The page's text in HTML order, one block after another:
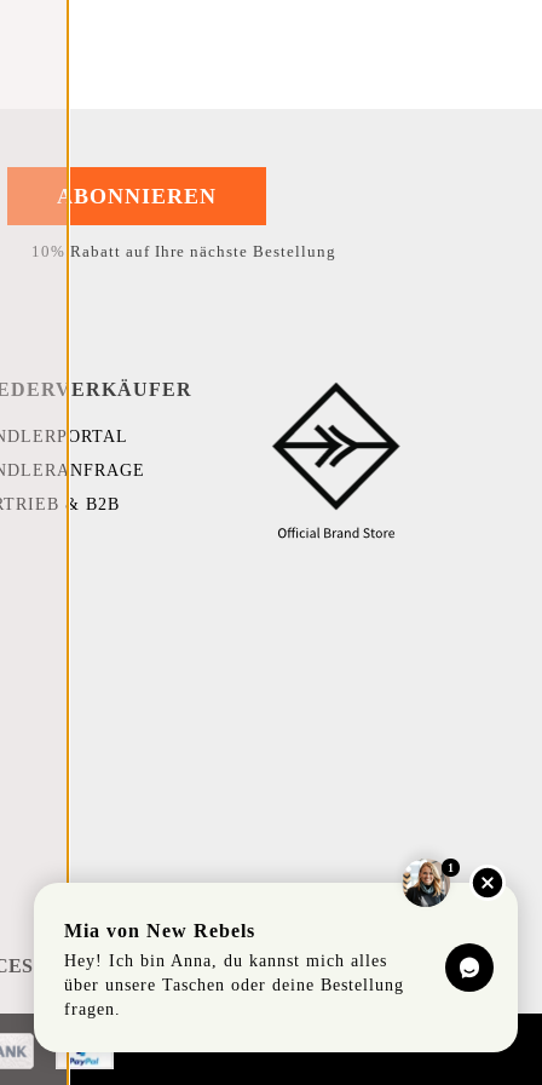
ABONNIEREN
10% Rabatt auf Ihre nächste Bestellung
& B2B
1
Mia von New Rebels
Hey! Ich bin Anna, du kannst mich alles
über unsere Taschen oder deine Bestellung
fragen.